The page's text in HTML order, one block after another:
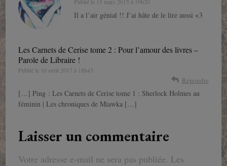
Il a l’air génial !! J’ai hâte de le lire aussi <3
Les Carnets de Cerise tome 2 : Pour l’amour des livres –
Parole de Libraire !
Publié le 10 avril 2017 à 18h43
Répondre
[…] Ping : Les Carnets de Cerise tome 1 : Sherlock Holmes au
féminin | Les chroniques de Miawka […]
Laisser un commentaire
Votre adresse e-mail ne sera pas publiée. Les